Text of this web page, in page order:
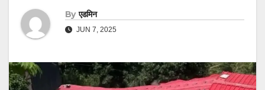
By एडमिन
JUN 7, 2025